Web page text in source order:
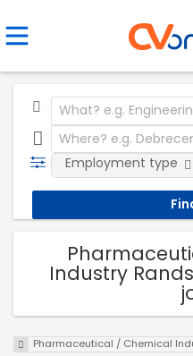
Employment type
Industry
Pharmaceutical / Chemical